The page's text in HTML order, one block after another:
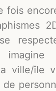
fois
ville/île